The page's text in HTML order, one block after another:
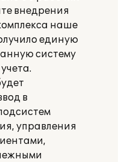
внедрения
наше
единую
систему
в
управления